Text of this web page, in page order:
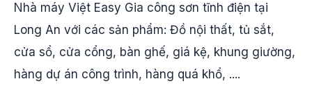
Nhà máy Việt Easy Gia công sơn tĩnh điện tại
Long An với các sản phẩm: Đồ nội thất, tủ sắt,
cửa sổ, cửa cổng, bàn ghế, giá kệ, khung giường,
hàng dự án công trình, hàng quá khổ, ....